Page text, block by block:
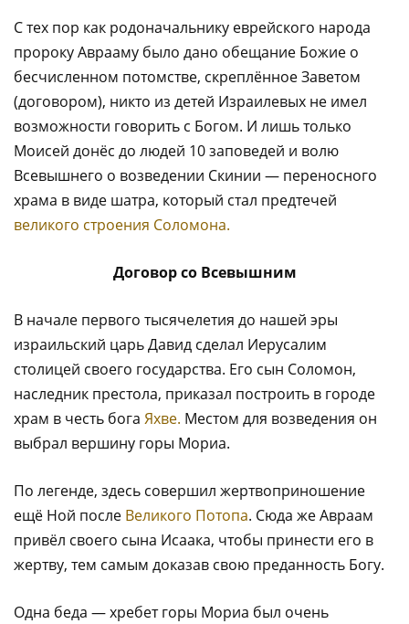
С тех пор как родоначальнику еврейского народа
пророку Аврааму было дано обещание Божие о
бесчисленном потомстве, скреплённое Заветом
(договором), никто из детей Израилевых не имел
возможности говорить с Богом. И лишь только
Моисей донёс до людей 10 заповедей и волю
Всевышнего о возведении Скинии — переносного
храма в виде шатра, который стал предтечей
великого строения Соломона.
Договор со Всевышним
В начале первого тысячелетия до нашей эры
израильский царь Давид сделал Иерусалим
столицей своего государства. Его сын Соломон,
наследник престола, приказал построить в городе
храм в честь бога Яхве. Местом для возведения он
выбрал вершину горы Мориа.
По легенде, здесь совершил жертвоприношение
ещё Ной после Великого Потопа. Сюда же Авраам
привёл своего сына Исаака, чтобы принести его в
жертву, тем самым доказав свою преданность Богу.
Одна беда — хребет горы Мориа был очень